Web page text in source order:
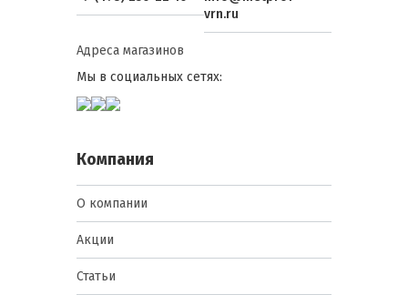
vrn.ru
Адреса магазинов
Мы в социальных сетях:
Компания
О компании
Акции
Статьи